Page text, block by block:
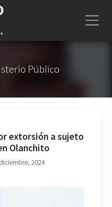
Público
extorsión a sujeto
Olanchito
2024